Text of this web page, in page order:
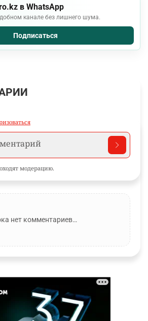
в WhatsApp
канале без лишнего шума.
Подписаться
модерацию.
нет комментариев…